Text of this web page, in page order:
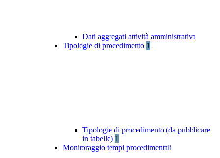
Dati aggregati attività amministrativa
Tipologie di procedimento 1
Tipologie di procedimento (da pubblicare
in tabelle) 1
Monitoraggio tempi procedimentali